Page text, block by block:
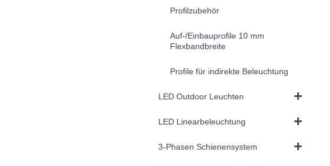
Profilzubehör
Auf-/Einbauprofile 10 mm
Flexbandbreite
Profile für indirekte Beleuchtung
LED Outdoor Leuchten
LED Linearbeleuchtung
3-Phasen Schienensystem